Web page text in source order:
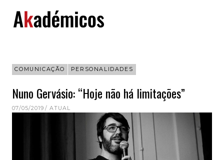
content
COMUNICAÇÃO PERSONALIDADES
Nuno Gervásio: “Hoje não há limitações”
07/05/2019 ATUAL